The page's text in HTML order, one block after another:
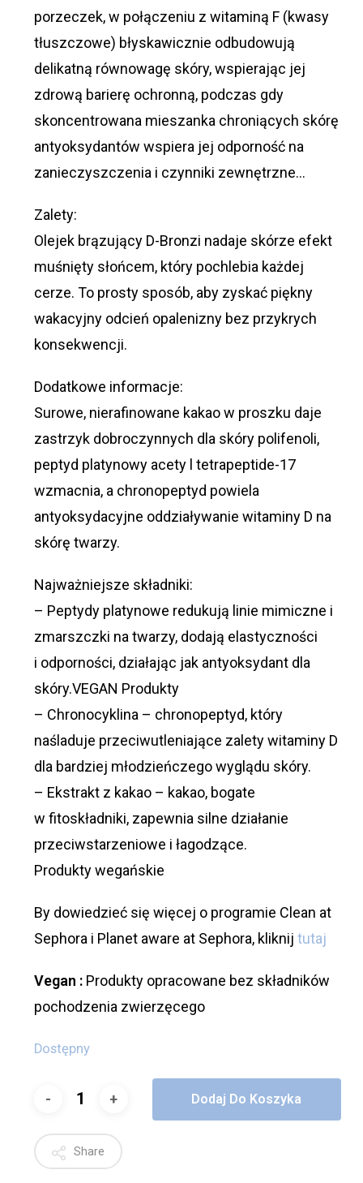
porzeczek, w połączeniu z witaminą F (kwasy
tłuszczowe) błyskawicznie odbudowują
delikatną równowagę skóry, wspierając jej
zdrową barierę ochronną, podczas gdy
skoncentrowana mieszanka chroniących skórę
antyoksydantów wspiera jej odporność na
zanieczyszczenia i czynniki zewnętrzne…
Zalety:
Olejek brązujący D-Bronzi nadaje skórze efekt
muśnięty słońcem, który pochlebia każdej
cerze. To prosty sposób, aby zyskać piękny
wakacyjny odcień opalenizny bez przykrych
konsekwencji.
Dodatkowe informacje:
Surowe, nierafinowane kakao w proszku daje
zastrzyk dobroczynnych dla skóry polifenoli,
peptyd platynowy acety l tetrapeptide-17
wzmacnia, a chronopeptyd powiela
antyoksydacyjne oddziaływanie witaminy D na
skórę twarzy.
Najważniejsze składniki:
– Peptydy platynowe redukują linie mimiczne i
zmarszczki na twarzy, dodają elastyczności
i odporności, działając jak antyoksydant dla
skóry.VEGAN Produkty
– Chronocyklina – chronopeptyd, który
naśladuje przeciwutleniające zalety witaminy D
dla bardziej młodzieńczego wyglądu skóry.
– Ekstrakt z kakao – kakao, bogate
w fitoskładniki, zapewnia silne działanie
przeciwstarzeniowe i łagodzące.
Produkty wegańskie
By dowiedzieć się więcej o programie Clean at
Sephora i Planet aware at Sephora, kliknij tutaj
Vegan : Produkty opracowane bez składników
pochodzenia zwierzęcego
Dostępny
Dodaj Do Koszyka
Share